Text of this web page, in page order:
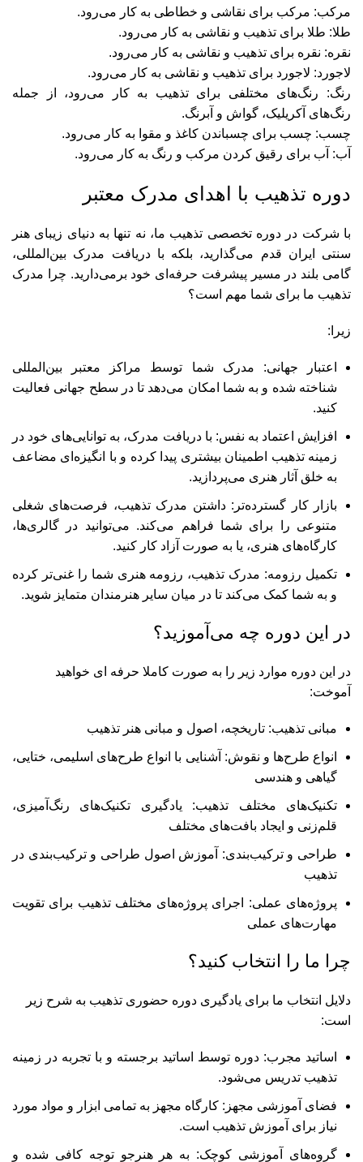
مرکب: مرکب برای نقاشی و خطاطی به کار می‌رود.
طلا: طلا برای تذهیب و نقاشی به کار می‌رود.
نقره: نقره برای تذهیب و نقاشی به کار می‌رود.
لاجورد: لاجورد برای تذهیب و نقاشی به کار می‌رود.
رنگ: رنگ‌های مختلفی برای تذهیب به کار می‌رود، از جمله
رنگ‌های آکریلیک، گواش و آبرنگ.
چسب: چسب برای چسباندن کاغذ و مقوا به کار می‌رود.
آب: آب برای رقیق کردن مرکب و رنگ به کار می‌رود.
دوره تذهیب با اهدای مدرک معتبر
با شرکت در دوره تخصصی تذهیب ما، نه تنها به دنیای زیبای هنر
سنتی ایران قدم می‌گذارید، بلکه با دریافت مدرک بین‌المللی،
گامی بلند در مسیر پیشرفت حرفه‌ای خود برمی‌دارید. چرا مدرک
تذهیب ما برای شما مهم است؟
زیرا:
اعتبار جهانی: مدرک شما توسط مراکز معتبر بین‌المللی
شناخته شده و به شما امکان می‌دهد تا در سطح جهانی فعالیت
کنید.
افزایش اعتماد به نفس: با دریافت مدرک، به توانایی‌های خود در
زمینه تذهیب اطمینان بیشتری پیدا کرده و با انگیزه‌ای مضاعف
به خلق آثار هنری می‌پردازید.
بازار کار گسترده‌تر: داشتن مدرک تذهیب، فرصت‌های شغلی
متنوعی را برای شما فراهم می‌کند. می‌توانید در گالری‌ها،
کارگاه‌های هنری، یا به صورت آزاد کار کنید.
تکمیل رزومه: مدرک تذهیب، رزومه هنری شما را غنی‌تر کرده
و به شما کمک می‌کند تا در میان سایر هنرمندان متمایز شوید.
در این دوره چه می‌آموزید؟
در این دوره موارد زیر را به صورت کاملا حرفه ای خواهید
آموخت:
مبانی تذهیب: تاریخچه، اصول و مبانی هنر تذهیب
انواع طرح‌ها و نقوش: آشنایی با انواع طرح‌های اسلیمی، ختایی،
گیاهی و هندسی
تکنیک‌های مختلف تذهیب: یادگیری تکنیک‌های رنگ‌آمیزی،
قلم‌زنی و ایجاد بافت‌های مختلف
طراحی و ترکیب‌بندی: آموزش اصول طراحی و ترکیب‌بندی در
تذهیب
پروژه‌های عملی: اجرای پروژه‌های مختلف تذهیب برای تقویت
مهارت‌های عملی
چرا ما را انتخاب کنید؟
دلایل انتخاب ما برای یادگیری دوره حضوری تذهیب به شرح زیر
است:
اساتید مجرب: دوره توسط اساتید برجسته و با تجربه در زمینه
تذهیب تدریس می‌شود.
فضای آموزشی مجهز: کارگاه مجهز به تمامی ابزار و مواد مورد
نیاز برای آموزش تذهیب است.
گروه‌های آموزشی کوچک: به هر هنرجو توجه کافی شده و